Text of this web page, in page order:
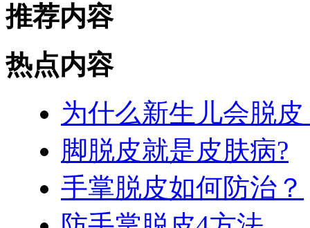
推荐内容
热点内容
为什么新生儿会脱皮
脚脱皮就是皮肤病?
手掌脱皮如何防治？